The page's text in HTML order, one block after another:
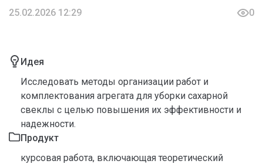
25.02.2026 12:29 0
Идея
Исследовать методы организации работ и
комплектования агрегата для уборки сахарной
свеклы с целью повышения их эффективности и
надежности.
Продукт
курсовая работа, включающая теоретический